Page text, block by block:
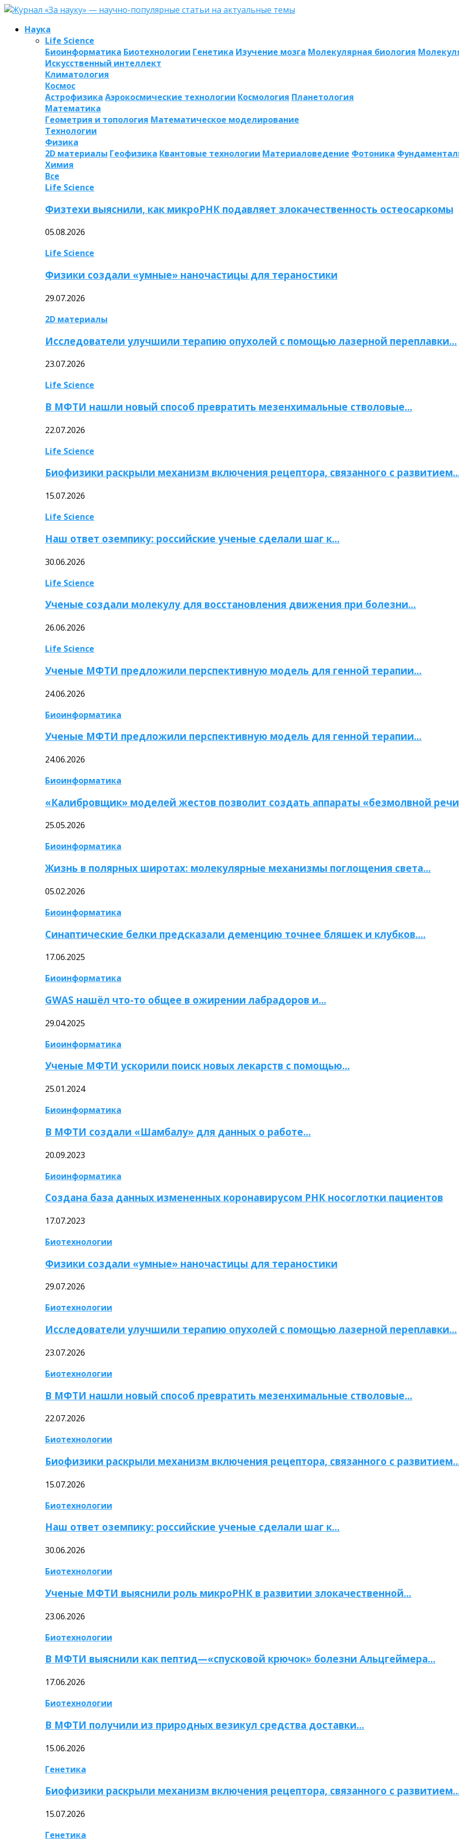
Наука
Life Science
Биоинформатика Биотехнологии Генетика Изучение мозга Молекулярная биология
Искусственный интеллект
Климатология
Космос
Астрофизика Аэрокосмические технологии Космология Планетология
Математика
Геометрия и топология Математическое моделирование
Технологии
Физика
2D материалы Геофизика Квантовые технологии Материаловедение Фотоника
Химия
Все
Life Science
Физтехи выяснили, как микроРНК подавляет злокачественность остеосаркомы
05.08.2026
Life Science
Физики создали «умные» наночастицы для тераностики
29.07.2026
2D материалы
Исследователи улучшили терапию опухолей с помощью лазерной переплавки…
23.07.2026
Life Science
В МФТИ нашли новый способ превратить мезенхимальные стволовые…
22.07.2026
Life Science
Биофизики раскрыли механизм включения рецептора, связанного с
15.07.2026
Life Science
Наш ответ оземпику: российские ученые сделали шаг к…
30.06.2026
Life Science
Ученые создали молекулу для восстановления движения при болезни…
26.06.2026
Life Science
Ученые МФТИ предложили перспективную модель для генной терапии…
24.06.2026
Биоинформатика
Ученые МФТИ предложили перспективную модель для генной терапии…
24.06.2026
Биоинформатика
«Калибровщик» моделей жестов позволит создать аппараты «безмолвной
25.05.2026
Биоинформатика
Жизнь в полярных широтах: молекулярные механизмы поглощения света…
05.02.2026
Биоинформатика
Синаптические белки предсказали деменцию точнее бляшек и клубков….
17.06.2025
Биоинформатика
GWAS нашёл что-то общее в ожирении лабрадоров и…
29.04.2025
Биоинформатика
Ученые МФТИ ускорили поиск новых лекарств с помощью…
25.01.2024
Биоинформатика
В МФТИ создали «Шамбалу» для данных о работе…
20.09.2023
Биоинформатика
Создана база данных измененных коронавирусом РНК носоглотки пациентов
17.07.2023
Биотехнологии
Физики создали «умные» наночастицы для тераностики
29.07.2026
Биотехнологии
Исследователи улучшили терапию опухолей с помощью лазерной переплавки…
23.07.2026
Биотехнологии
В МФТИ нашли новый способ превратить мезенхимальные стволовые…
22.07.2026
Биотехнологии
Биофизики раскрыли механизм включения рецептора, связанного с
15.07.2026
Биотехнологии
Наш ответ оземпику: российские ученые сделали шаг к…
30.06.2026
Биотехнологии
Ученые МФТИ выяснили роль микроРНК в развитии злокачественной…
23.06.2026
Биотехнологии
В МФТИ выяснили как пептид—«спусковой крючок» болезни Альцгеймера…
17.06.2026
Биотехнологии
В МФТИ получили из природных везикул средства доставки…
15.06.2026
Генетика
Биофизики раскрыли механизм включения рецептора, связанного с
15.07.2026
Генетика